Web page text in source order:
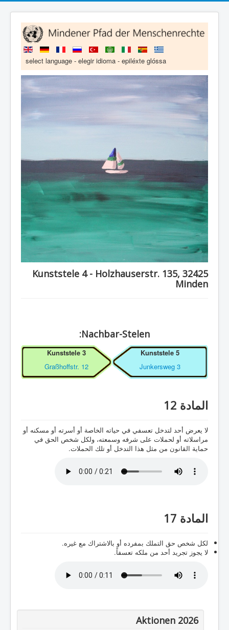
select language - elegir idioma - epiléxte glóssa
Kunststele 4 - Holzhauserstr. 135, 32425
Minden
Nachbar-Stelen:
Kunststele 5
Junkersweg 3
Kunststele 3
Graßhoffstr. 12
المادة 12
لا يعرض أحد لتدخل تعسفي في حياته الخاصة أو أسرته أو مسكنه أو
مراسلاته أو لحملات على شرفه وسمعته، ولكل شخص الحق في
حماية القانون من مثل هذا التدخل أو تلك الحملات.
المادة 17
لكل شخص حق التملك بمفرده أو بالاشتراك مع غيره.
لا يجوز تجريد أحد من ملكه تعسفاً.
Aktionen 2026